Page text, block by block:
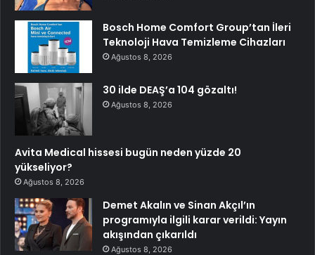
Bosch Home Comfort Group’tan İleri
Teknoloji Hava Temizleme Cihazları
Ağustos 8, 2026
30 ilde DEAŞ’a 104 gözaltı!
Ağustos 8, 2026
Avita Medical hissesi bugün neden yüzde 20
yükseliyor?
Ağustos 8, 2026
Demet Akalın ve Sinan Akçıl’ın
programıyla ilgili karar verildi: Yayın
akışından çıkarıldı
Ağustos 8, 2026